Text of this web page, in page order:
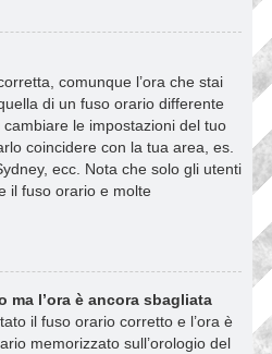
comunque l’ora che stai
di un fuso orario differente
le impostazioni del tuo
coincidere con la tua area, es.
ecc. Nota che solo gli utenti
il fuso orario e molte
ma l’ora è ancora sbagliata
il fuso orario corretto e l’ora è
memorizzato sull’orologio del